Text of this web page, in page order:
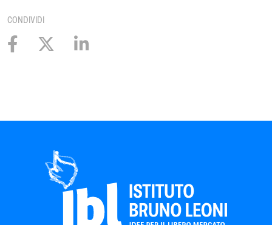
CONDIVIDI